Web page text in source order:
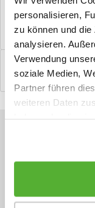
personalisieren,
zu können und
analysieren.
Verwendung
soziale Medien,
Partner führen
weiteren Daten
Windfangelemente
einbaufertig
Bewertungen
0
Bewertungen
Sie haben
+49 (0)4244